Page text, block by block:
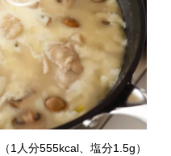
（1人分555kcal、塩分1.5g）